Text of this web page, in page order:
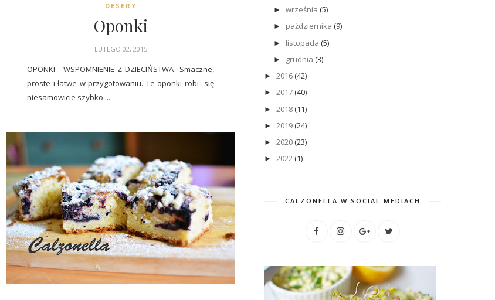
DESERY
Oponki
LUTEGO 02, 2015
OPONKI - WSPOMNIENIE Z DZIECIŃSTWA Smaczne,
proste i łatwe w przygotowaniu. Te oponki robi się
niesamowicie szybko ...
► września (5)
► października (9)
► listopada (5)
► grudnia (3)
►2016 (42)
►2017 (40)
►2018 (11)
►2019 (24)
►2020 (23)
►2022 (1)
CALZONELLA W SOCIAL MEDIACH